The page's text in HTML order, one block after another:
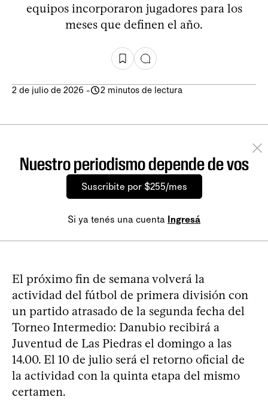
equipos incorporaron jugadores para los
meses que definen el año.
2 de julio de 2026 - 2 minutos de lectura
Nuestro periodismo depende de vos
Suscribite por $255/mes
Si ya tenés una cuenta Ingresá
El próximo fin de semana volverá la
actividad del fútbol de primera división con
un partido atrasado de la segunda fecha del
Torneo Intermedio: Danubio recibirá a
Juventud de Las Piedras el domingo a las
14.00. El 10 de julio será el retorno oficial de
la actividad con la quinta etapa del mismo
certamen.